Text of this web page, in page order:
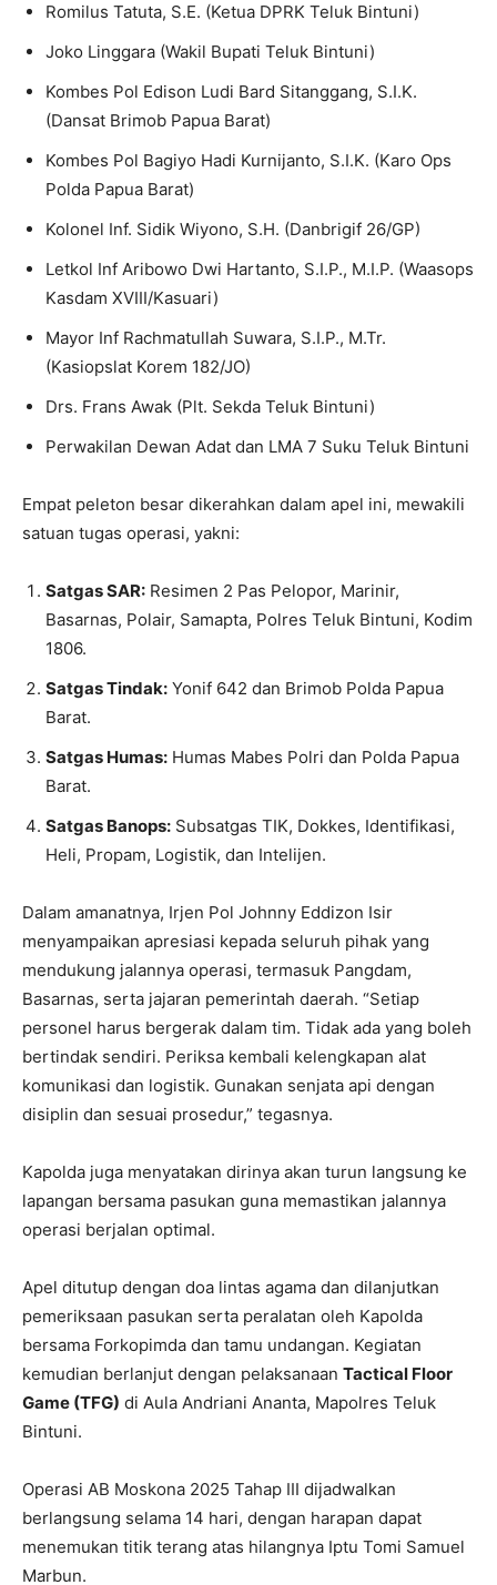
Romilus Tatuta, S.E. (Ketua DPRK Teluk Bintuni)
Joko Linggara (Wakil Bupati Teluk Bintuni)
Kombes Pol Edison Ludi Bard Sitanggang, S.I.K.
(Dansat Brimob Papua Barat)
Kombes Pol Bagiyo Hadi Kurnijanto, S.I.K. (Karo Ops
Polda Papua Barat)
Kolonel Inf. Sidik Wiyono, S.H. (Danbrigif 26/GP)
Letkol Inf Aribowo Dwi Hartanto, S.I.P., M.I.P. (Waasops
Kasdam XVIII/Kasuari)
Mayor Inf Rachmatullah Suwara, S.I.P., M.Tr.
(Kasiopslat Korem 182/JO)
Drs. Frans Awak (Plt. Sekda Teluk Bintuni)
Perwakilan Dewan Adat dan LMA 7 Suku Teluk Bintuni
Empat peleton besar dikerahkan dalam apel ini, mewakili
satuan tugas operasi, yakni:
Satgas SAR: Resimen 2 Pas Pelopor, Marinir,
Basarnas, Polair, Samapta, Polres Teluk Bintuni, Kodim
1806.
Satgas Tindak: Yonif 642 dan Brimob Polda Papua
Barat.
Satgas Humas: Humas Mabes Polri dan Polda Papua
Barat.
Satgas Banops: Subsatgas TIK, Dokkes, Identifikasi,
Heli, Propam, Logistik, dan Intelijen.
Dalam amanatnya, Irjen Pol Johnny Eddizon Isir
menyampaikan apresiasi kepada seluruh pihak yang
mendukung jalannya operasi, termasuk Pangdam,
Basarnas, serta jajaran pemerintah daerah. “Setiap
personel harus bergerak dalam tim. Tidak ada yang boleh
bertindak sendiri. Periksa kembali kelengkapan alat
komunikasi dan logistik. Gunakan senjata api dengan
disiplin dan sesuai prosedur,” tegasnya.
Kapolda juga menyatakan dirinya akan turun langsung ke
lapangan bersama pasukan guna memastikan jalannya
operasi berjalan optimal.
Apel ditutup dengan doa lintas agama dan dilanjutkan
pemeriksaan pasukan serta peralatan oleh Kapolda
bersama Forkopimda dan tamu undangan. Kegiatan
kemudian berlanjut dengan pelaksanaan Tactical Floor
Game (TFG) di Aula Andriani Ananta, Mapolres Teluk
Bintuni.
Operasi AB Moskona 2025 Tahap III dijadwalkan
berlangsung selama 14 hari, dengan harapan dapat
menemukan titik terang atas hilangnya Iptu Tomi Samuel
Marbun.